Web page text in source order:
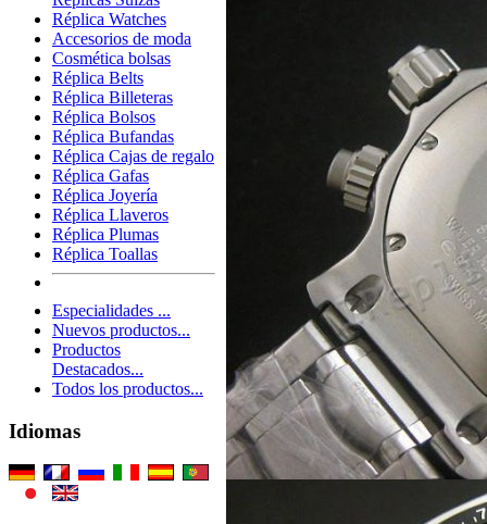
Réplica Watches
Accesorios de moda
Cosmética bolsas
Réplica Belts
Réplica Billeteras
Réplica Bolsos
Réplica Bufandas
Réplica Cajas de regalo
Réplica Gafas
Réplica Joyería
Réplica Llaveros
Réplica Plumas
Réplica Toallas
Especialidades ...
Nuevos productos...
Productos
Destacados...
Todos los productos...
Idiomas